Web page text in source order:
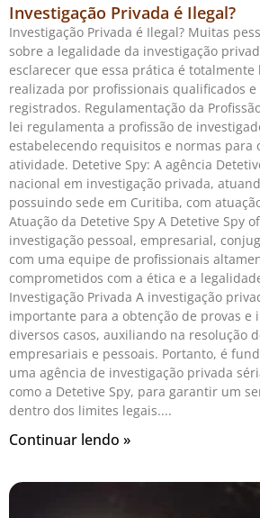
Investigação Privada é Ilegal?
Investigação Privada é Ilegal? Muitas
sobre a legalidade da investigação
esclarecer que essa prática é totalmente
realizada por profissionais qualificados
registrados. Regulamentação da
lei regulamenta a profissão de
estabelecendo requisitos e normas para
atividade. Detetive Spy: A agência
nacional em investigação privada,
possuindo sede em Curitiba, com
Atuação da Detetive Spy A Detetive Spy
investigação pessoal, empresarial,
com uma equipe de profissionais
comprometidos com a ética e a
Investigação Privada A investigação
importante para a obtenção de provas e
diversos casos, auxiliando na resolução
empresariais e pessoais. Portanto, é
uma agência de investigação privada
como a Detetive Spy, para garantir um
dentro dos limites legais.
Continuar lendo »